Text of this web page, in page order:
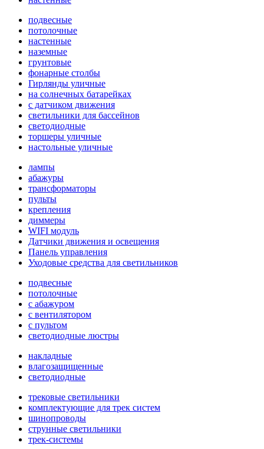
подвесные
потолочные
настенные
наземные
грунтовые
фонарные столбы
Гирлянды уличные
на солнечных батарейках
с датчиком движения
светильники для бассейнов
светодиодные
торшеры уличные
настольные уличные
лампы
абажуры
трансформаторы
пульты
крепления
диммеры
WIFI модуль
Датчики движения и освещения
Панель управления
Уходовые средства для светильников
подвесные
потолочные
с абажуром
с вентилятором
с пультом
светодиодные люстры
накладные
влагозащищенные
светодиодные
трековые светильники
комплектующие для трек систем
шинопроводы
струнные светильники
трек-системы